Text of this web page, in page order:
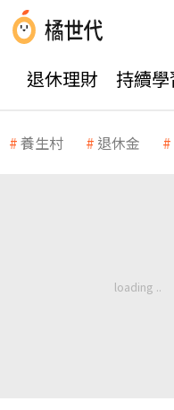
退休理財 持續學
養生村 退休金